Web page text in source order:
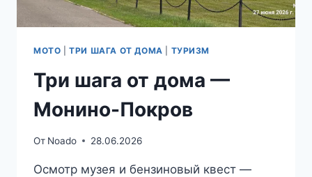
МОТО |ТРИ ШАГА ОТ ДОМА ТУРИЗМ
Три шага от дома —
Монино-Покров
От Noado 28.06.2026
Осмотр музея и бензиновый квест —